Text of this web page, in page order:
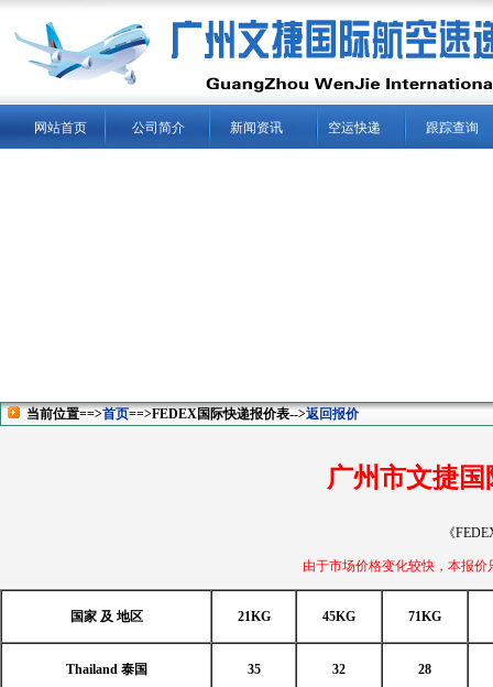
网站首页 公司简介 新闻资讯 空运快递 跟踪查询
当前位置==>首页==>FEDEX国际快递报价表-->返回报价
广州市文捷
《
由于市场价格变化较快，本报价
国家 及 地区 21KG 45KG 71KG
Thailand 泰国 35 32 28